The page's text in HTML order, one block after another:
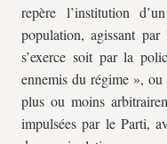
repère l’institution
population, agissant
s’exerce soit par la
ennemis du régime », ou
plus ou moins
impulsées par le Parti,